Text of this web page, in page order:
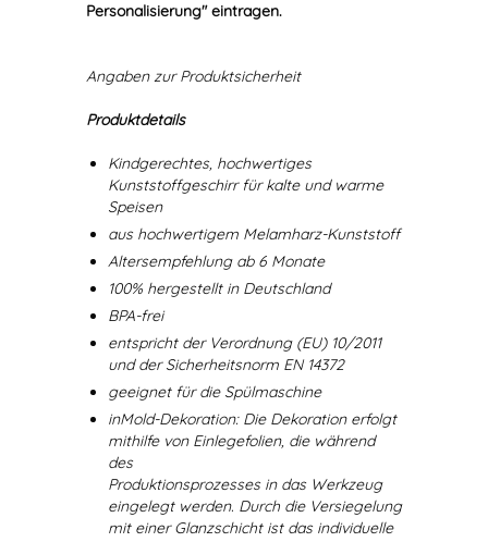
Personalisierung" eintragen.
Angaben zur Produktsicherheit
Produktdetails
Kindgerechtes, hochwertiges
Kunststoffgeschirr für kalte und warme
Speisen
aus hochwertigem Melamharz-Kunststoff
Altersempfehlung ab 6 Monate
100% hergestellt in Deutschland
BPA-frei
entspricht der Verordnung (EU) 10/2011
und der Sicherheitsnorm EN 14372
geeignet für die Spülmaschine
inMold-Dekoration: Die Dekoration erfolgt
mithilfe von Einlegefolien, die während
des
Produktionsprozesses in das Werkzeug
eingelegt werden. Durch die Versiegelung
mit einer Glanzschicht ist das individuelle